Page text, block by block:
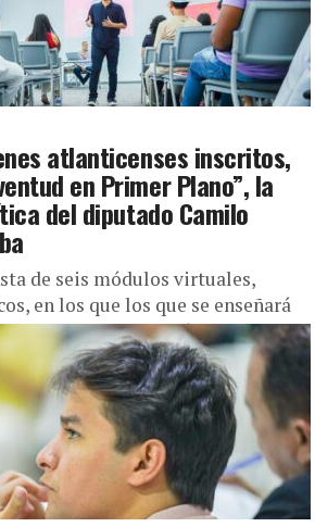
atlanticenses inscritos,
en Primer Plano”, la
del diputado Camilo
de seis módulos virtuales,
en los que los que se enseñará
juvenil y construcción de
el marco legal...